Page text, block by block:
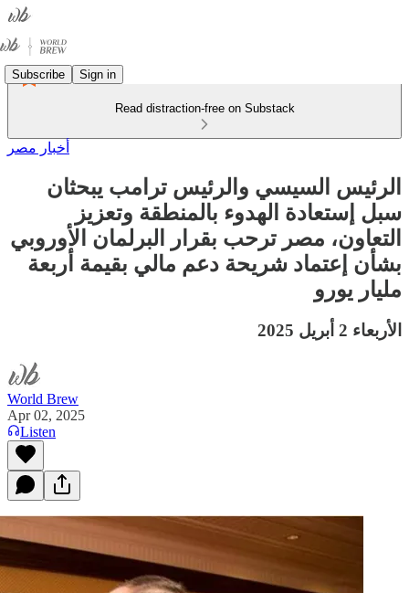
Subscribe Sign in
Read distraction-free on Substack
أخبار مصر
الرئيس السيسي والرئيس ترامب يبحثان
سبل إستعادة الهدوء بالمنطقة وتعزيز
التعاون، مصر ترحب بقرار البرلمان الأوروبي
بشأن إعتماد شريحة دعم مالي بقيمة أربعة
مليار يورو
الأربعاء 2 أبريل 2025
World Brew
Apr 02, 2025
Listen